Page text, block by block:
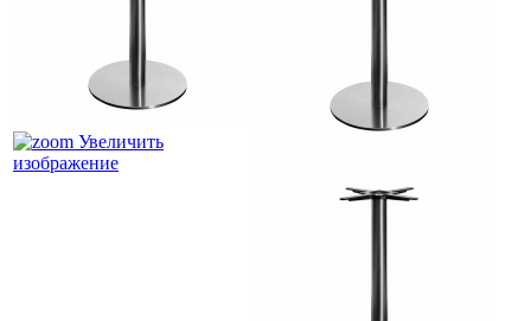
Увеличить
изображение